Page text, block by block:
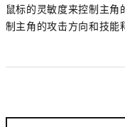
鼠标的灵敏度来控制主
制主角的攻击方向和技